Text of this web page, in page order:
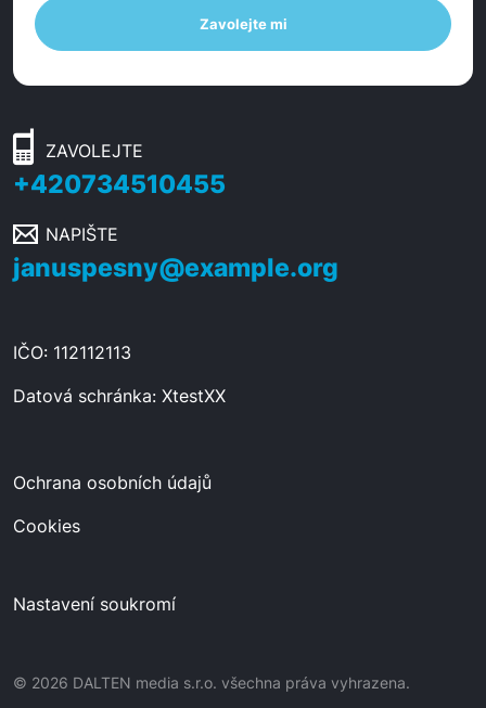
Zavolejte mi
ZAVOLEJTE
+420734510455
NAPIŠTE
januspesny@example.org
IČO: 112112113
Datová schránka: XtestXX
Ochrana osobních údajů
Cookies
Nastavení soukromí
© 2026 DALTEN media s.r.o. všechna práva vyhrazena.